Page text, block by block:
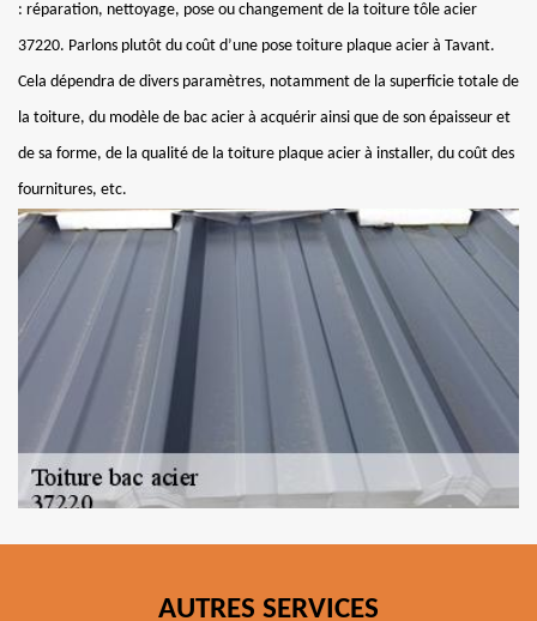
: réparation, nettoyage, pose ou changement de la toiture tôle acier
37220. Parlons plutôt du coût d’une pose toiture plaque acier à Tavant.
Cela dépendra de divers paramètres, notamment de la superficie totale de
la toiture, du modèle de bac acier à acquérir ainsi que de son épaisseur et
de sa forme, de la qualité de la toiture plaque acier à installer, du coût des
fournitures, etc.
AUTRES SERVICES